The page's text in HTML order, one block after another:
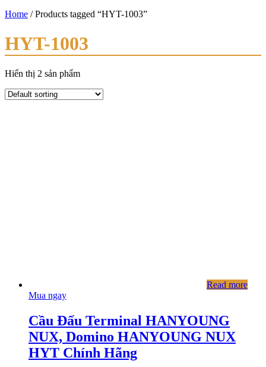
Home / Products tagged “HYT-1003”
HYT-1003
Hiển thị 2 sản phẩm
Read more
Mua ngay
Cầu Đấu Terminal HANYOUNG
NUX, Domino HANYOUNG NUX
HYT Chính Hãng